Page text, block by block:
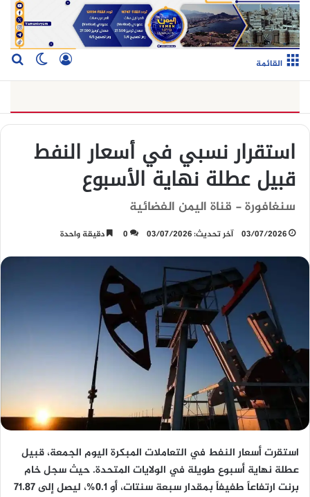
تسجيل القائمة
استقرار نسبي في أسعار النفط
قبيل عطلة نهاية الأسبوع
سنغافورة - قناة اليمن الفضائية
03/07/2026 آخر تحديث: 03/07/2026 0 دقيقة واحدة
استقرت أسعار النفط في التعاملات المبكرة اليوم الجمعة، قبيل
عطلة نهاية أسبوع طويلة في الولايات المتحدة. حيث سجل خام
برنت ارتفاعاً طفيفاً بمقدار سبعة سنتات، أو 0.1%، ليصل إلى 71.87